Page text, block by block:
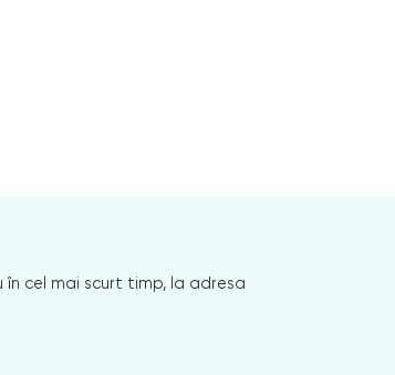
cel mai scurt timp, la adresa